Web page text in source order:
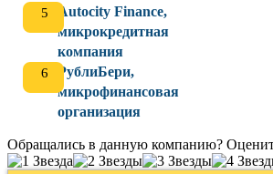
Autocity Finance,
микрокредитная
компания
РублиБери,
микрофинансовая
организация
Обращались в данную компанию?